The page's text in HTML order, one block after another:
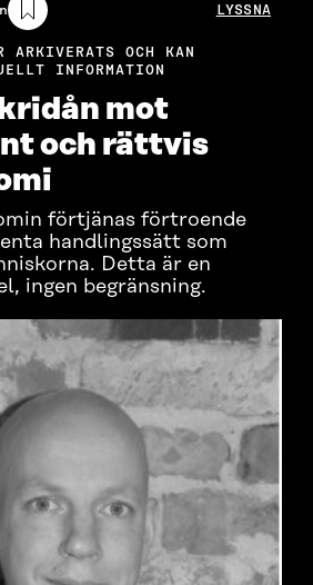
LYSSNA
ARKIVERATS OCH KAN
INFORMATION
mot
och rättvis
förtjänas förtroende
handlingssätt som
Detta är en
ingen begränsning.